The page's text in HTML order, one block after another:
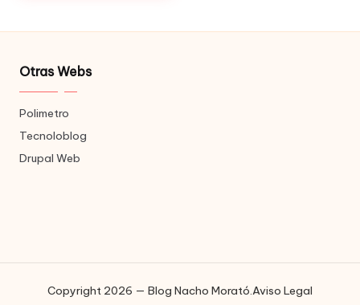
Otras Webs
Polimetro
Tecnoloblog
Drupal Web
Copyright 2026 — Blog Nacho Morató.Aviso Legal